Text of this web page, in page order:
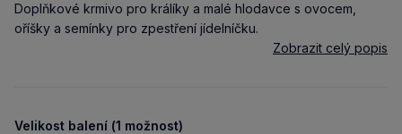
Doplňkové krmivo pro králíky a malé hlodavce s ovocem,
oříšky a semínky pro zpestření jídelníčku.
Zobrazit celý popis
Velikost balení (1 možnost)